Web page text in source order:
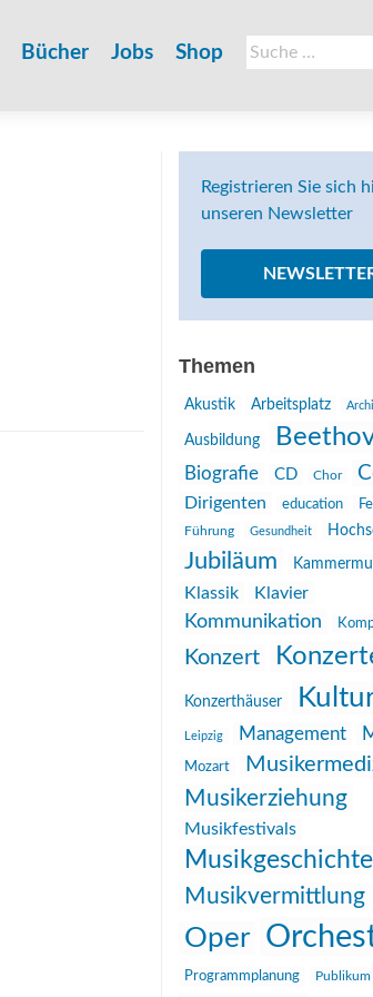
Suche
nach:
Bücher Jobs Shop
Registrieren Sie sich
unseren Newsletter
Themen
Akustik Arbeitsplatz
Ausbildung
Biografie CD Chor
Dirigenten education
Führung
Gesundheit
Jubiläum
Klassik Klavier
Kommunikation
Konzert
Konzerthäuser
Leipzig Management
Mozart
Musikerziehung
Musikfestivals
Musikgeschichte
Musikvermittlung
Oper
Programmplanung Publikum